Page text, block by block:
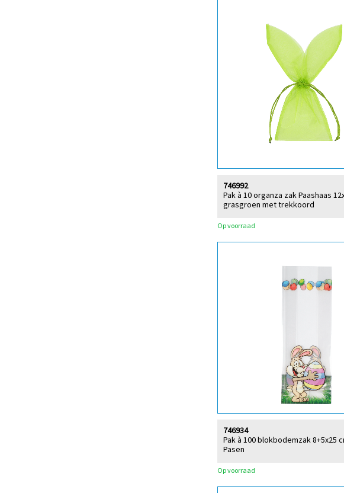
Pak à 10 organza zak Paashaas
grasgroen met trekkoord
746992
Op voorraad
Pak à 100 blokbodemzak 8+5x25
Pasen
746934
Op voorraad